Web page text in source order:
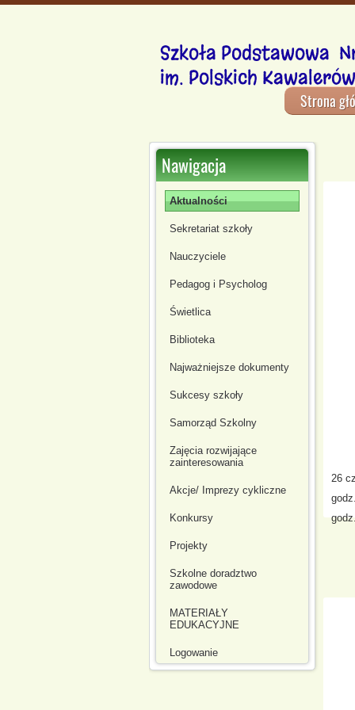
Szkoła Podstawowa
im. Polskich
Strona
Nawigacja
Aktualności
Sekretariat szkoły
Nauczyciele
Pedagog i Psycholog
Świetlica
Biblioteka
Najważniejsze dokumenty
Sukcesy szkoły
Samorząd Szkolny
Zajęcia rozwijające
zainteresowania
Akcje/ Imprezy cykliczne
Konkursy
Projekty
Szkolne doradztwo
zawodowe
MATERIAŁY
EDUKACYJNE
Logowanie
26